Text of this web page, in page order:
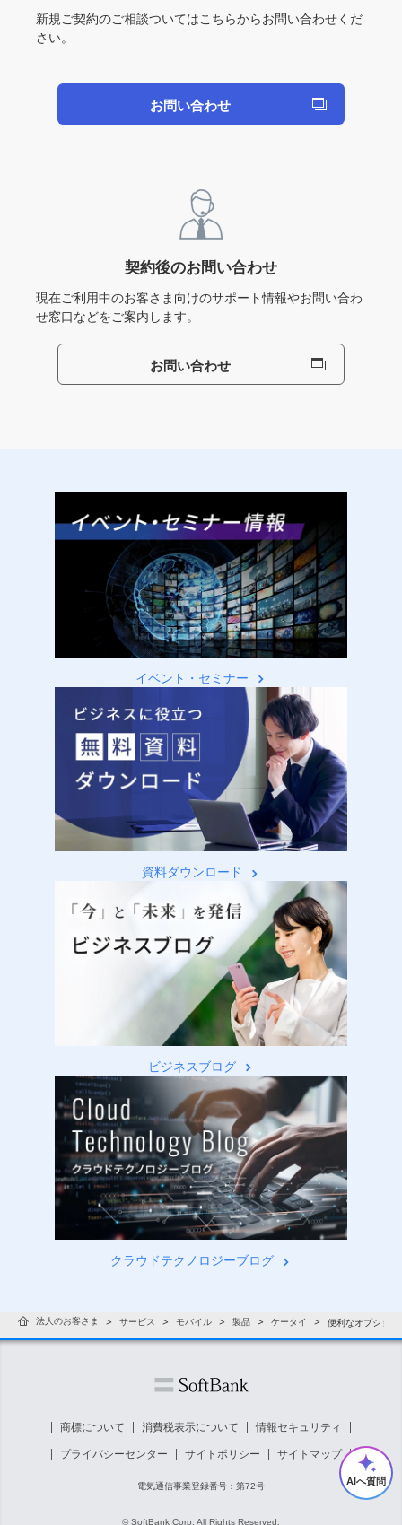
新規ご契約のご相談ついてはこちらからお問い合わせくだ
さい。
お問い合わせ
契約後のお問い合わせ
現在ご利用中のお客さま向けのサポート情報やお問い合わ
せ窓口などをご案内します。
お問い合わせ
イベント・セミナー
資料ダウンロード
ビジネスブログ
クラウドテクノロジーブログ
法人のお客さま サービス モバイル 製品 ケータイ 便利なオプション
商標について 消費税表示について 情報セキュリティ
プライバシーセンター サイトポリシー サイトマップ
電気通信事業登録番号：第72号
© SoftBank Corp. All Rights Reserved.
AIへ質問